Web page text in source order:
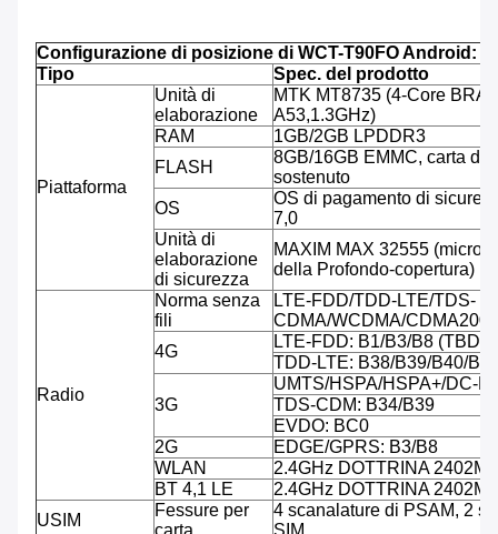
Configurazione di posizione di WCT-T90FO Android:
Tipo
Spec. del prodotto
Piattaforma
Unità di
elaborazione
MTK MT8735 (4-Core
A53,1.3GHz)
RAM
1GB/2GB LPDDR3
FLASH
8GB/16GB EMMC, carta di
sostenuto
OS
OS di pagamento di
7,0
Unità di
elaborazione
di sicurezza
MAXIM MAX 32555
della Profondo-copertura)
Radio
Norma senza
fili
LTE-FDD/TDD-LTE/TDS-
CDMA/WCDMA/
4G
LTE-FDD: B1/B3/B8 (TBD)
TDD-LTE: B38/B39/B40/
3G
UMTS/HSPA/HSPA+/DC-
TDS-CDM: B34/B39
EVDO: BC0
2G
EDGE/GPRS: B3/B8
WLAN
2.4GHz DOTTRINA
BT 4,1 LE
2.4GHz DOTTRINA
USIM
Fessure per
4 scanalature di PSAM, 2